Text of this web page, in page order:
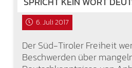
6. Juli 2017
Der Süd-Tiroler Freiheit
Beschwerden über